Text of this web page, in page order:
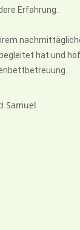
Erfahrung.
hat und